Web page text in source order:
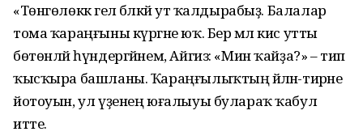
«Төнгөлөккә гел бәләкәй ут ҡалдырабыҙ. Балалар
тома ҡараңғыны күргәне юҡ. Бер мәл кис утты
бөтөнләй һүндергәйнем, Айгиз: «Мин ҡайҙа?» – тип
ҡысҡыра башланы. Ҡараңғылыҡтың әйләнә-тирәне
йотоуын, ул үҙенең юғалыуы булараҡ ҡабул
итте.